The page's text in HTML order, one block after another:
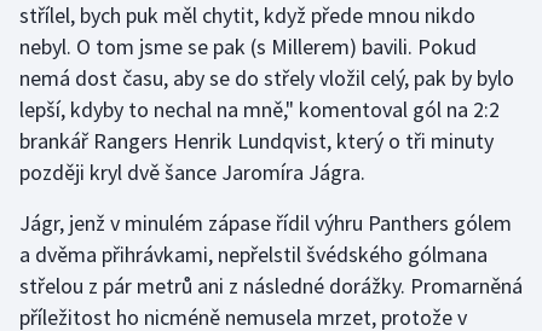
Ragby
Rychlobruslení
Rychlostní kanoistika
Short track
Sportovní střelba
střílel, bych puk měl chytit, když přede mnou nikdo
nebyl. O tom jsme se pak (s Millerem) bavili. Pokud
nemá dost času, aby se do střely vložil celý, pak by bylo
lepší, kdyby to nechal na mně," komentoval gól na 2:2
brankář Rangers Henrik Lundqvist, který o tři minuty
později kryl dvě šance Jaromíra Jágra.
Jágr, jenž v minulém zápase řídil výhru Panthers gólem
a dvěma přihrávkami, nepřelstil švédského gólmana
střelou z pár metrů ani z následné dorážky. Promarněná
příležitost ho nicméně nemusela mrzet, protože v